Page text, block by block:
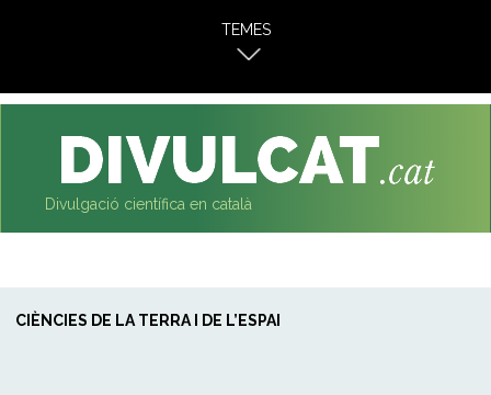
TEMES
Divulgació científica en català
CIÈNCIES DE LA TERRA I DE L’ESPAI